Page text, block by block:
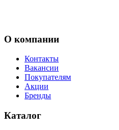
О компании
Контакты
Вакансии
Покупателям
Акции
Бренды
Каталог